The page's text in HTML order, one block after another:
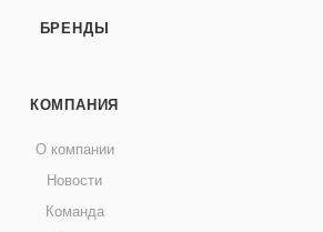
БРЕНДЫ
КОМПАНИЯ
О компании
Новости
Команда